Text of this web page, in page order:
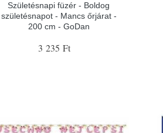
Születésnapi füzér - Boldog
születésnapot - Mancs őrjárat -
200 cm - GoDan
3 235 Ft